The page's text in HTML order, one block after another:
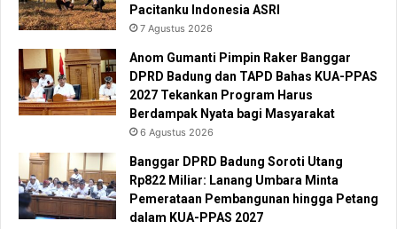
Pacitanku Indonesia ASRI
7 Agustus 2026
Anom Gumanti Pimpin Raker Banggar
DPRD Badung dan TAPD Bahas KUA-PPAS
2027 Tekankan Program Harus
Berdampak Nyata bagi Masyarakat
6 Agustus 2026
Banggar DPRD Badung Soroti Utang
Rp822 Miliar: Lanang Umbara Minta
Pemerataan Pembangunan hingga Petang
dalam KUA-PPAS 2027